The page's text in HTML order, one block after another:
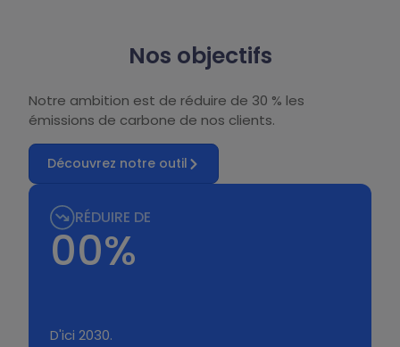
Nos objectifs
RÉDUIRE DE
00%
D'ici 2030.
Notre ambition est de réduire de 30 % les
émissions de carbone de nos clients.
Découvrez notre outil